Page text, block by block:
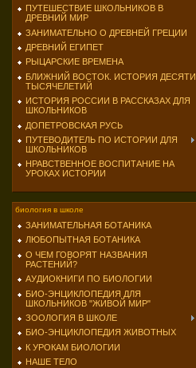
ПУТЕШЕСТВИЕ ШКОЛЬНИКОВ В
ДРЕВНИЙ МИР
ЗАНИМАТЕЛЬНО О ДРЕВНЕЙ ГРЕЦИИ
ДРЕВНИЙ ЕГИПЕТ
РЫЦАРСКИЕ ВРЕМЕНА
БЛИЖНИЙ ВОСТОК. ИСТОРИЯ ДЕСЯТИ
ТЫСЯЧЕЛЕТИЙ
ИСТОРИЯ РОССИИ В РАССКАЗАХ ДЛЯ
ШКОЛЬНИКОВ
ДОПЕТРОВСКАЯ РУСЬ
ПУТЕВОДИТЕЛЬ ПО ИСТОРИИ ДЛЯ
ШКОЛЬНИКОВ
НРАВСТВЕННОЕ ВОСПИТАНИЕ НА
УРОКАХ ИСТОРИИ
биология в школе
ЗАНИМАТЕЛЬНАЯ БОТАНИКА
ЛЮБОПЫТНАЯ БОТАНИКА
О ЧЕМ ГОВОРЯТ НАЗВАНИЯ
РАСТЕНИЙ?
АУДИОКНИГИ ПО БИОЛОГИИ
БИО-ЭНЦИКЛОПЕДИЯ ДЛЯ
ШКОЛЬНИКОВ "ЖИВОЙ МИР"
ЗООЛОГИЯ В ШКОЛЕ
БИО-ЭНЦИКЛОПЕДИЯ ЖИВОТНЫХ
К УРОКАМ БИОЛОГИИ
НАШЕ ТЕЛО